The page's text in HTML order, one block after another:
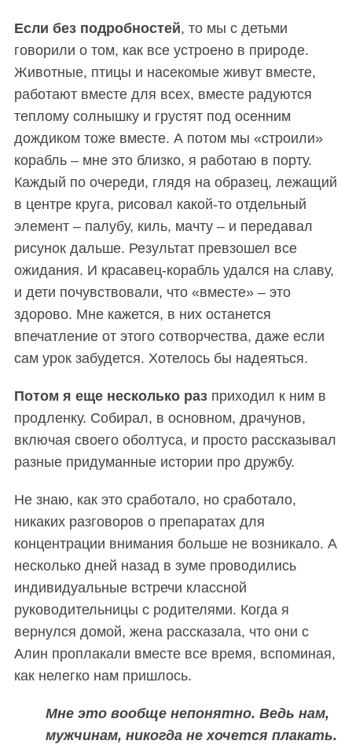
Если без подробностей, то мы с детьми
говорили о том, как все устроено в природе.
Животные, птицы и насекомые живут вместе,
работают вместе для всех, вместе радуются
теплому солнышку и грустят под осенним
дождиком тоже вместе. А потом мы «строили»
корабль – мне это близко, я работаю в порту.
Каждый по очереди, глядя на образец, лежащий
в центре круга, рисовал какой-то отдельный
элемент – палубу, киль, мачту – и передавал
рисунок дальше. Результат превзошел все
ожидания. И красавец-корабль удался на славу,
и дети почувствовали, что «вместе» – это
здорово. Мне кажется, в них останется
впечатление от этого сотворчества, даже если
сам урок забудется. Хотелось бы надеяться.
Потом я еще несколько разприходил к ним в
продленку. Собирал, в основном, драчунов,
включая своего оболтуса, и просто рассказывал
разные придуманные истории про дружбу.
Не знаю, как это сработало, но сработало,
никаких разговоров о препаратах для
концентрации внимания больше не возникало. А
несколько дней назад в зуме проводились
индивидуальные встречи классной
руководительницы с родителями. Когда я
вернулся домой, жена рассказала, что они с
Алин проплакали вместе все время, вспоминая,
как нелегко нам пришлось.
Мне это вообще непонятно. Ведь нам,
мужчинам, никогда не хочется плакать.